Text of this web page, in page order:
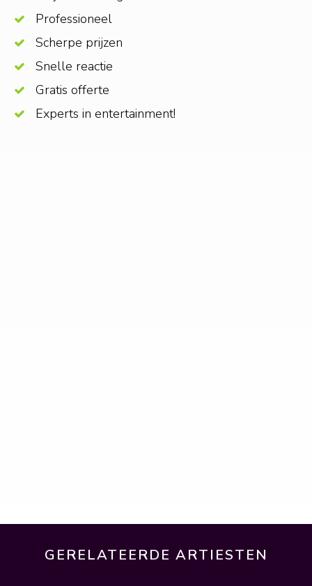
Professioneel
Scherpe prijzen
Snelle reactie
Gratis offerte
Experts in entertainment!
GERELATEERDE ARTIESTEN